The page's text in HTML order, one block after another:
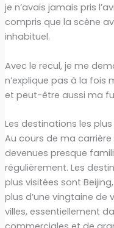
je n’avais jamais pris
compris que la scène
inhabituel.
Avec le recul, je me
n’explique pas à la fois
et peut-être aussi ma
Les destinations les
Au cours de ma
devenues presque
régulièrement. Les
plus visitées sont
plus d’une vingtaine
villes, essentiellement